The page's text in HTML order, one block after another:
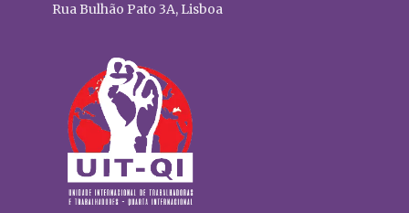
Rua Bulhão Pato 3A, Lisboa